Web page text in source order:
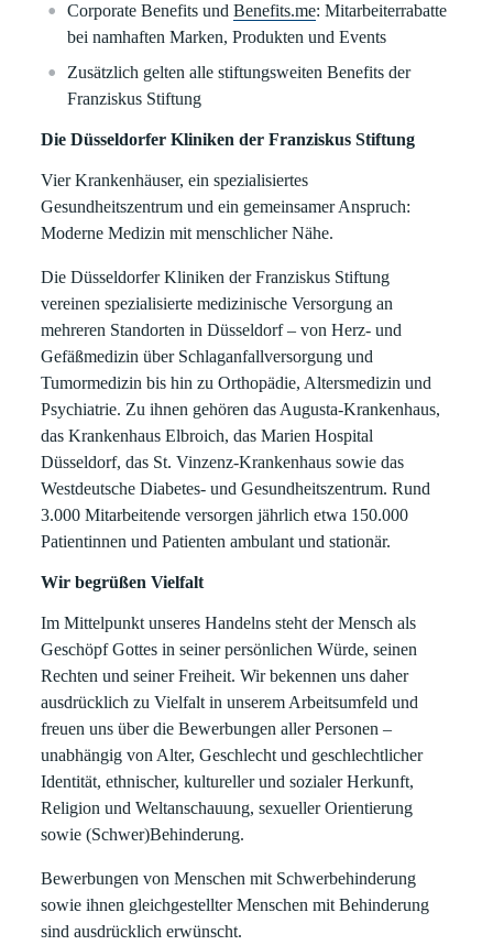
Corporate Benefits undBenefits.me: Mitarbeiterrabatte
bei namhaften Marken, Produkten und Events
Zusätzlich gelten alle stiftungsweiten Benefits der
Franziskus Stiftung
Die Düsseldorfer Kliniken der Franziskus Stiftung
Vier Krankenhäuser, ein spezialisiertes
Gesundheitszentrum und ein gemeinsamer Anspruch:
Moderne Medizin mit menschlicher Nähe.
Die Düsseldorfer Kliniken der Franziskus Stiftung
vereinen spezialisierte medizinische Versorgung an
mehreren Standorten in Düsseldorf – von Herz- und
Gefäßmedizin über Schlaganfallversorgung und
Tumormedizin bis hin zu Orthopädie, Altersmedizin und
Psychiatrie. Zu ihnen gehören das Augusta-Krankenhaus,
das Krankenhaus Elbroich, das Marien Hospital
Düsseldorf, das St. Vinzenz-Krankenhaus sowie das
Westdeutsche Diabetes- und Gesundheitszentrum. Rund
3.000 Mitarbeitende versorgen jährlich etwa 150.000
Patientinnen und Patienten ambulant und stationär.
Wir begrüßen Vielfalt
Im Mittelpunkt unseres Handelns steht der Mensch als
Geschöpf Gottes in seiner persönlichen Würde, seinen
Rechten und seiner Freiheit. Wir bekennen uns daher
ausdrücklich zu Vielfalt in unserem Arbeitsumfeld und
freuen uns über die Bewerbungen aller Personen –
unabhängig von Alter, Geschlecht und geschlechtlicher
Identität, ethnischer, kultureller und sozialer Herkunft,
Religion und Weltanschauung, sexueller Orientierung
sowie (Schwer)Behinderung.
Bewerbungen von Menschen mit Schwerbehinderung
sowie ihnen gleichgestellter Menschen mit Behinderung
sind ausdrücklich erwünscht.